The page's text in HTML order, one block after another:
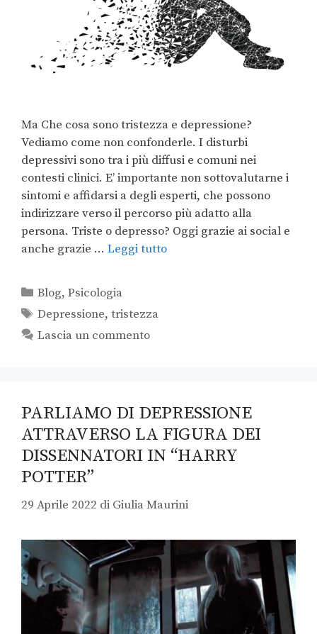
Ma Che cosa sono tristezza e depressione?
Vediamo come non confonderle. I disturbi
depressivi sono tra i più diffusi e comuni nei
contesti clinici. E’ importante non sottovalutarne i
sintomi e affidarsi a degli esperti, che possono
indirizzare verso il percorso più adatto alla
persona. Triste o depresso? Oggi grazie ai social e
anche grazie … Leggi tutto
Blog,Psicologia
Depressione,tristezza
Lascia un commento
PARLIAMO DI DEPRESSIONE
ATTRAVERSO LA FIGURA DEI
DISSENNATORI IN “HARRY
POTTER”
29 Aprile 2022 di Giulia Maurini